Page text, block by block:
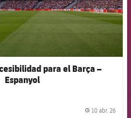
para el Barça –
Espanyol
10 abr. 26